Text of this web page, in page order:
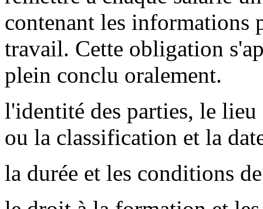
contenant les informations
travail. Cette obligation
plein conclu oralement.
l'identité des parties, le
ou la classification et la
la durée et les conditions